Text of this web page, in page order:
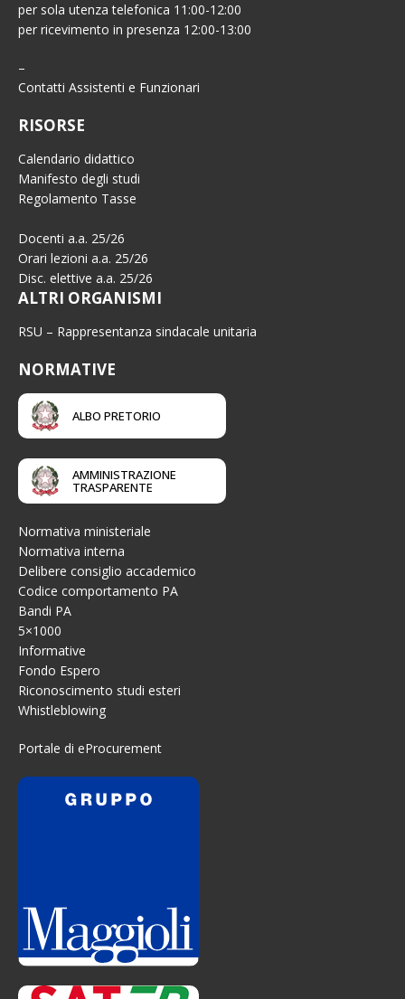
per sola utenza telefonica 11:00-12:00
per ricevimento in presenza 12:00-13:00
–
Contatti Assistenti e Funzionari
RISORSE
Calendario didattico
Manifesto degli studi
Regolamento Tasse
Docenti a.a. 25/26
Orari lezioni a.a. 25/26
Disc. elettive a.a. 25/26
ALTRI ORGANISMI
RSU – Rappresentanza sindacale unitaria
NORMATIVE
ALBO PRETORIO
AMMINISTRAZIONE
TRASPARENTE
Normativa ministeriale
Normativa interna
Delibere consiglio accademico
Codice comportamento PA
Bandi PA
5×1000
Informative
Fondo Espero
Riconoscimento studi esteri
Whistleblowing
Portale di eProcurement